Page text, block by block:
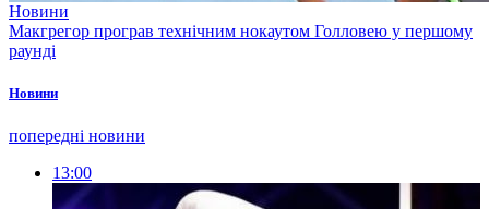
Новини
Макгрегор програв технічним нокаутом Голловею у першому
раунді
Новини
попередні новини
13:00